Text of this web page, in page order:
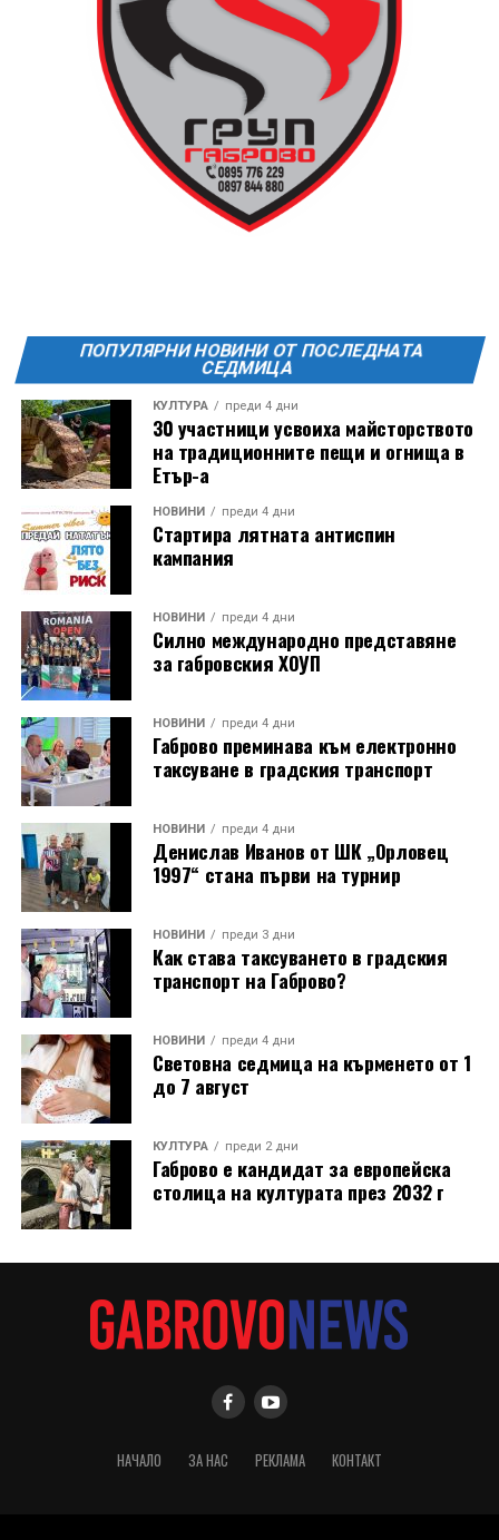
ПОПУЛЯРНИ НОВИНИ ОТ ПОСЛЕДНАТА
СЕДМИЦА
КУЛТУРА преди 4 дни
30 участници усвоиха майсторството
на традиционните пещи и огнища в
Етър-а
НОВИНИ преди 4 дни
Стартира лятната антиспин
кампания
НОВИНИ преди 4 дни
Силно международно представяне
за габровския ХОУП
НОВИНИ преди 4 дни
Габрово преминава към електронно
таксуване в градския транспорт
НОВИНИ преди 4 дни
Денислав Иванов от ШК „Орловец
1997“ стана първи на турнир
НОВИНИ преди 3 дни
Как става таксуването в градския
транспорт на Габрово?
НОВИНИ преди 4 дни
Световна седмица на кърменето от 1
до 7 август
КУЛТУРА преди 2 дни
Габрово е кандидат за европейска
столица на културата през 2032 г
НАЧАЛО ЗА НАС РЕКЛАМА КОНТАКТ